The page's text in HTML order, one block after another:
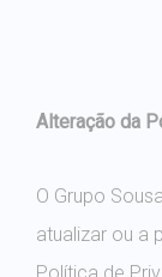
Alteração da
O Grupo
atualizar ou a
Política de